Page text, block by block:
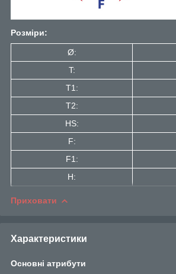
Розміри:
Ø:
T:
T1:
Т2:
HS:
F:
F1:
H:
Приховати
Характеристики
Основні атрибути